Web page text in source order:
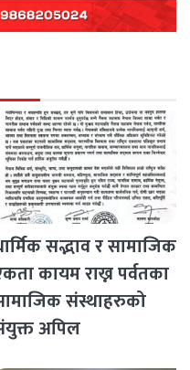
सद्भाव र सामाजिक
कायम राख्न पर्वतका
संस्थाहरुको
अपिल